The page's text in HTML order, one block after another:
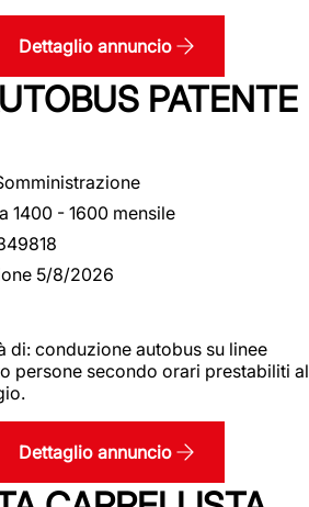
Dettaglio annuncio
PATENTE
1400 - 1600 mensile
5/8/2026
di: conduzione autobus su linee
persone secondo orari prestabiliti al
Dettaglio annuncio